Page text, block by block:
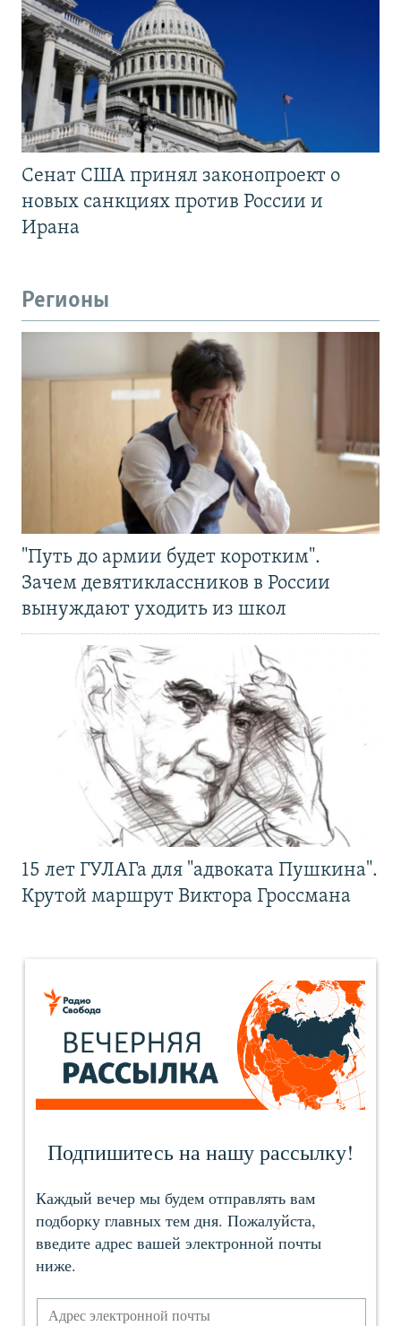
Сенат США принял законопроект о
новых санкциях против России и
Ирана
Регионы
"Путь до армии будет коротким".
Зачем девятиклассников в России
вынуждают уходить из школ
15 лет ГУЛАГа для "адвоката Пушкина".
Крутой маршрут Виктора Гроссмана